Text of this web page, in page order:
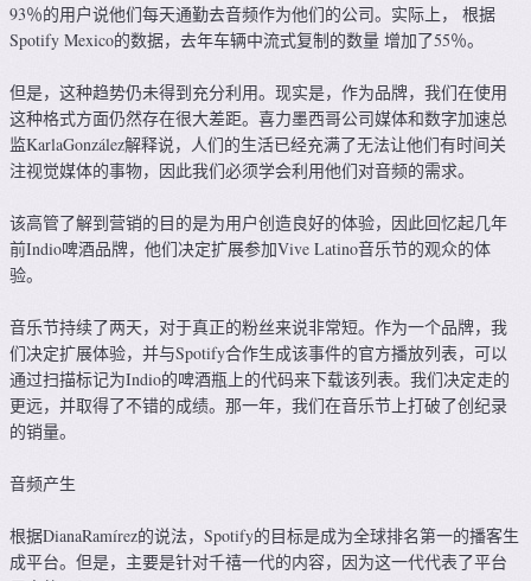
93％的用户说他们每天通勤去音频作为他们的公司。实际上， 根据
Spotify Mexico的数据，去年车辆中流式复制的数量 增加了55％。
但是，这种趋势仍未得到充分利用。现实是，作为品牌，我们在使用
这种格式方面仍然存在很大差距。喜力墨西哥公司媒体和数字加速总
监KarlaGonzález解释说，人们的生活已经充满了无法让他们有时间关
注视觉媒体的事物，因此我们必须学会利用他们对音频的需求。
该高管了解到营销的目的是为用户创造良好的体验，因此回忆起几年
前Indio啤酒品牌，他们决定扩展参加Vive Latino音乐节的观众的体
验。
音乐节持续了两天，对于真正的粉丝来说非常短。作为一个品牌，我
们决定扩展体验，并与Spotify合作生成该事件的官方播放列表，可以
通过扫描标记为Indio的啤酒瓶上的代码来下载该列表。我们决定走的
更远，并取得了不错的成绩。那一年，我们在音乐节上打破了创纪录
的销量。
音频产生
根据DianaRamírez的说法，Spotify的目标是成为全球排名第一的播客生
成平台。但是，主要是针对千禧一代的内容，因为这一代代表了平台